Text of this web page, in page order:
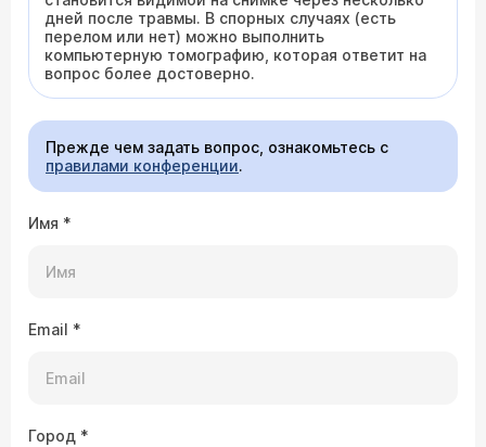
дней после травмы. В спорных случаях (есть
перелом или нет) можно выполнить
компьютерную томографию, которая ответит на
вопрос более достоверно.
Прежде чем задать вопрос, ознакомьтесь с
правилами конференции.
Имя *
Email *
Город *